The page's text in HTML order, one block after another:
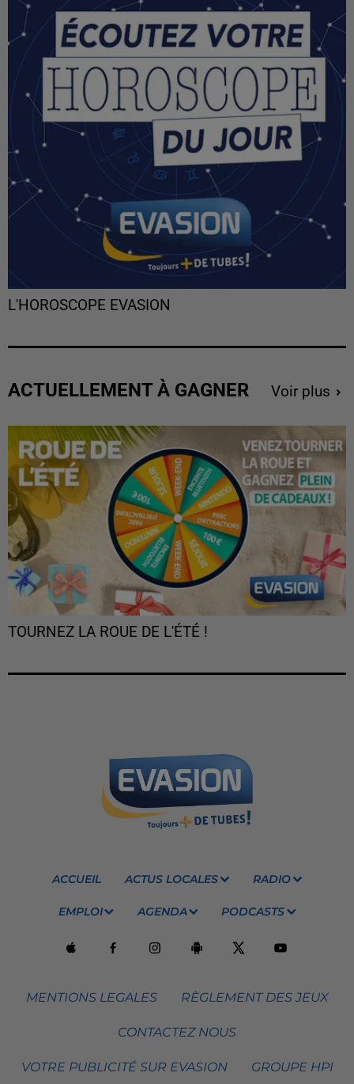
L'HOROSCOPE EVASION
ACTUELLEMENT À GAGNER Voir plus
TOURNEZ LA ROUE DE L'ÉTÉ !
ACCUEIL ACTUS LOCALES RADIO
EMPLOI AGENDA PODCASTS
MENTIONS LEGALES RÈGLEMENT DES JEUX
CONTACTEZ NOUS
VOTRE PUBLICITÉ SUR EVASION GROUPE HPI